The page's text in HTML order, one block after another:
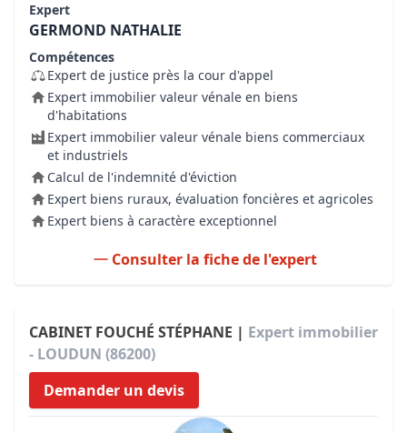
Expert
GERMOND NATHALIE
Compétences
Expert de justice près la cour d'appel
Expert immobilier valeur vénale en biens
d'habitations
Expert immobilier valeur vénale biens commerciaux
et industriels
Calcul de l'indemnité d'éviction
Expert biens ruraux, évaluation foncières et agricoles
Expert biens à caractère exceptionnel
Consulter la fiche de l'expert
CABINET FOUCHÉ STÉPHANE | Expert immobilier
- LOUDUN (86200)
Demander un devis